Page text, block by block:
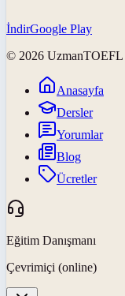
İndirGoogle Play
© 2026 UzmanTOEFL
Anasayfa
Dersler
Yorumlar
Blog
Ücretler
Eğitim Danışmanı
Çevrimiçi (online)